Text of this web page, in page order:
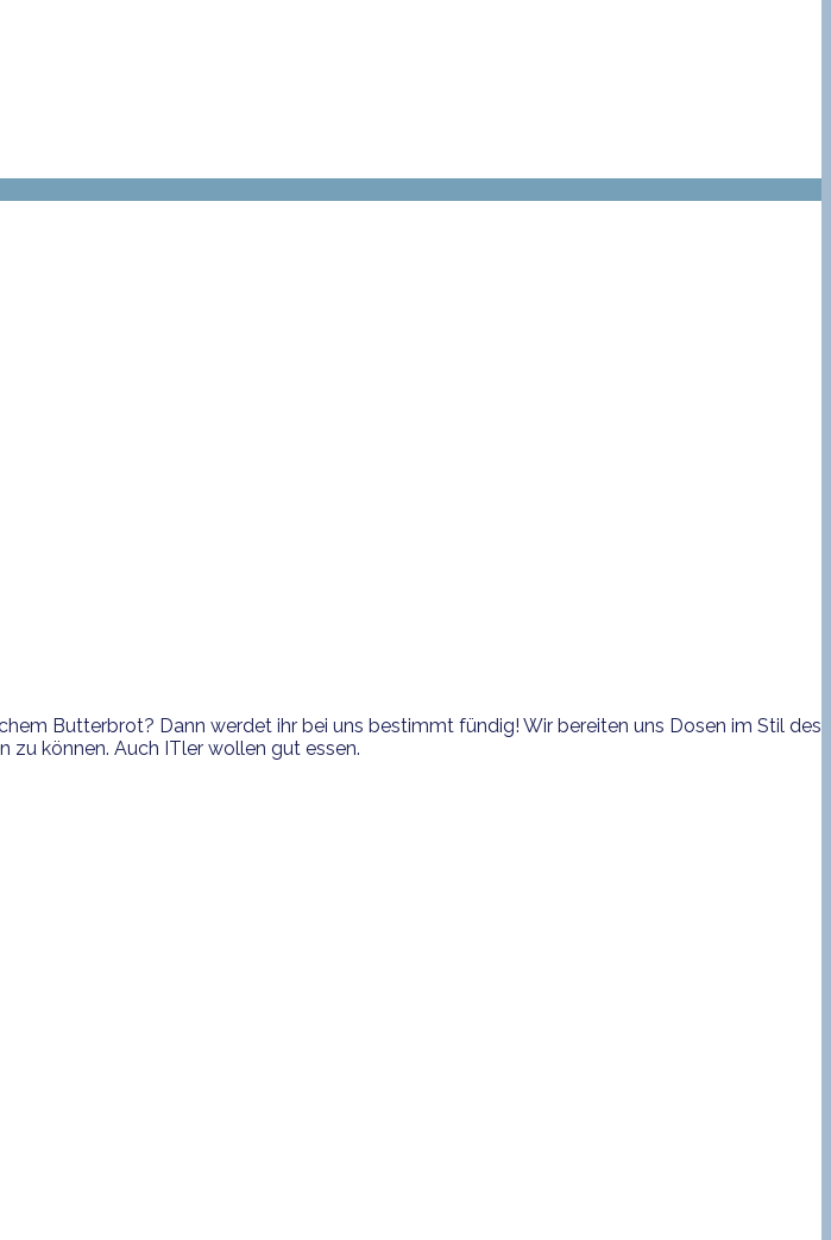
Butterbrot? Dann werdet ihr bei uns bestimmt fündig! Wir bereiten uns Dosen im Stil des
zu können. Auch ITler wollen gut essen.